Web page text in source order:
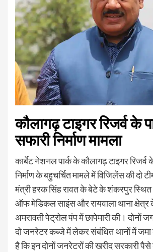
कौलागढ़ टाइगर रिजर्व के
सफारी निर्माण मामला
कार्बेट नेशनल पार्क के कौलागढ़ टाइगर रिजर्व
निर्माण के बहुचर्चित मामले में विजिलेंस की दो
मंत्री हरक सिंह रावत के बेटे के शंकरपुर
ऑफ मेडिकल साइंस और रायवाला थाना क्षेत्र
अमरावती पेट्रोल पंप में छापेमारी की। दोनों
दो जनरेटर कब्जे में लेकर संबंधित थानों में
है कि इन दोनों जनरेटरों की खरीद सरकारी